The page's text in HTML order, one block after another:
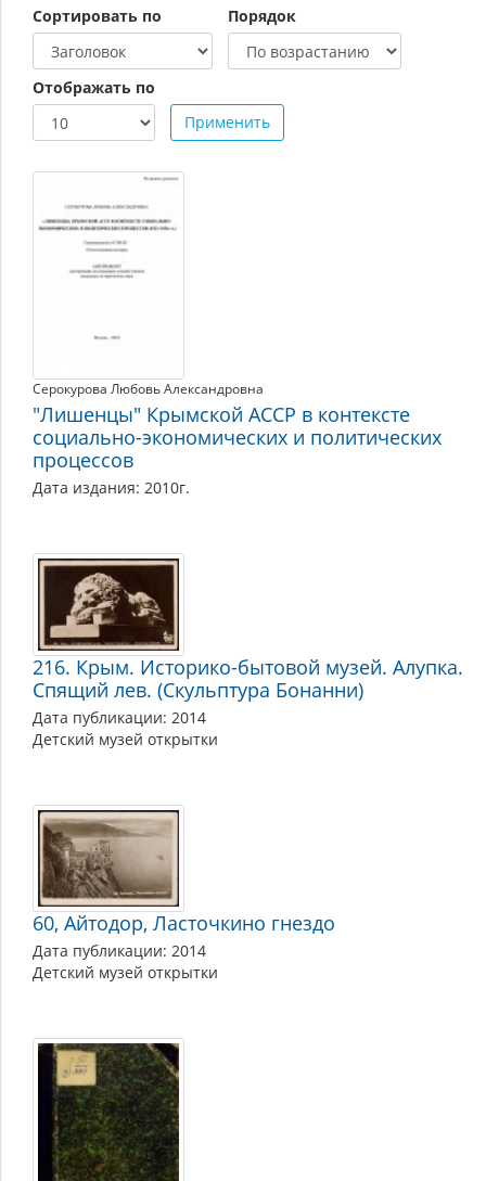
Сортировать по Порядок
Отображать по
Применить
Серокурова Любовь Александровна
"Лишенцы" Крымской АССР в контексте
социально-экономических и политических
процессов
Дата издания: 2010г.
216. Крым. Историко-бытовой музей. Алупка.
Спящий лев. (Скульптура Бонанни)
Дата публикации: 2014
Детский музей открытки
60, Айтодор, Ласточкино гнездо
Дата публикации: 2014
Детский музей открытки